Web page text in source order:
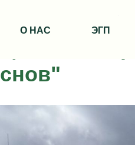
О НАС ЭГП
снов"